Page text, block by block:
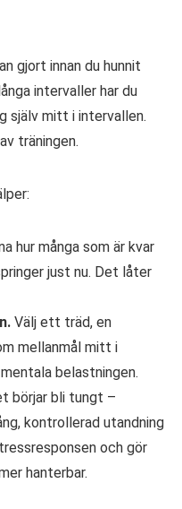
gjort innan du hunnit
intervaller har du
själv mitt i intervallen.
träningen.
hur många som är kvar
just nu. Det låter
Välj ett träd, en
mellanmål mitt i
belastningen.
börjar bli tungt –
kontrollerad utandning
och gör
hanterbar.